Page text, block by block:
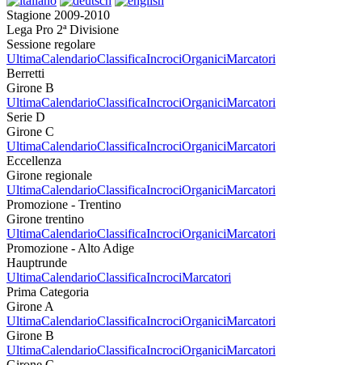
Stagione 2009-2010
Lega Pro 2ª Divisione
Sessione regolare
UltimaCalendarioClassificaIncrociOrganiciMarcatori
Berretti
Girone B
UltimaCalendarioClassificaIncrociOrganiciMarcatori
Serie D
Girone C
UltimaCalendarioClassificaIncrociOrganiciMarcatori
Eccellenza
Girone regionale
UltimaCalendarioClassificaIncrociOrganiciMarcatori
Promozione - Trentino
Girone trentino
UltimaCalendarioClassificaIncrociOrganiciMarcatori
Promozione - Alto Adige
Hauptrunde
UltimaCalendarioClassificaIncrociMarcatori
Prima Categoria
Girone A
UltimaCalendarioClassificaIncrociOrganiciMarcatori
Girone B
UltimaCalendarioClassificaIncrociOrganiciMarcatori